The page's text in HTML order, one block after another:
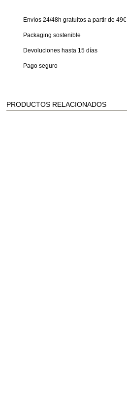
Envíos 24/48h gratuitos a partir de 49€
Packaging sostenible
Devoluciones hasta 15 días
Pago seguro
PRODUCTOS RELACIONADOS